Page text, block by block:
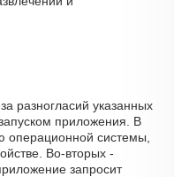
разногласий указанных
приложения. В
операционной системы,
Во-вторых -
запросит